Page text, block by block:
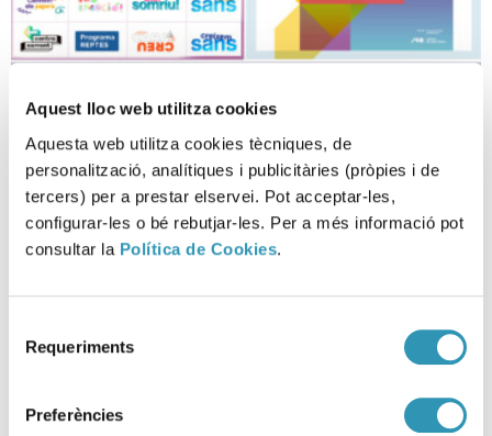
Aquest lloc web utilitza cookies
Aquesta web utilitza cookies tècniques, de
personalització, analítiques i publicitàries (pròpies i de
tercers) per a prestar elservei. Pot acceptar-les,
configurar-les o bé rebutjar-les. Per a més informació pot
consultar la Política de Cookies.
Requeriments
Preferències
Fem Salut a les escoles! Butlletí
37
15-05-2026
ENTORNS